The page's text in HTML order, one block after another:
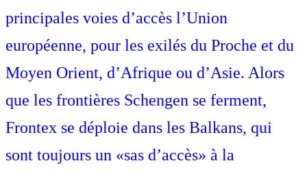
principales voies d’accès l’Union
européenne, pour les exilés du Proche et du
Moyen Orient, d’Afrique ou d’Asie. Alors
que les frontières Schengen se ferment,
Frontex se déploie dans les Balkans, qui
sont toujours un «sas d’accès» à la